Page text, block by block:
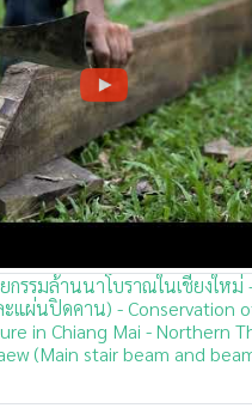
รรมล้านนาโบราณในเชียงใหม่
แผ่นปิดคาน) - Conservation
in Chiang Mai - Northern
(Main stair beam and